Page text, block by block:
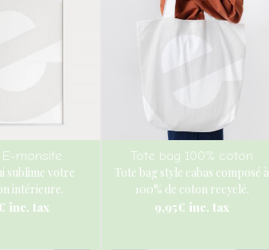
monsite
sublime votre
intérieure.
inc. tax
Tote bag 100% coton
Tote bag style cabas composé à
100% de coton recyclé.
9,95€ inc. tax